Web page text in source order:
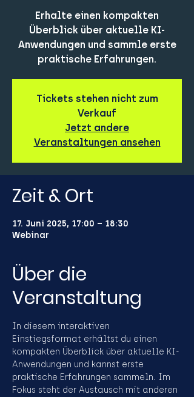
Erhalte einen kompakten
Überblick über aktuelle KI-
Anwendungen und sammle erste
praktische Erfahrungen.
Tickets stehen nicht zum
Verkauf
Jetzt andere
Veranstaltungen ansehen
Zeit & Ort
17. Juni 2025, 17:00 – 18:30
Webinar
Über die
Veranstaltung
In diesem interaktiven
Einstiegsformat erhältst du einen
kompakten Überblick über aktuelle KI-
Anwendungen und kannst erste
praktische Erfahrungen sammeln. Im
Fokus steht der Austausch mit anderen